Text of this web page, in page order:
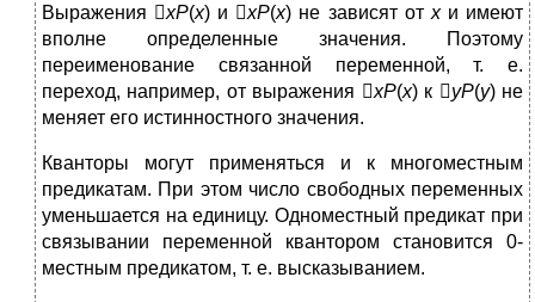
Выражения xP(x) и xP(x) не зависят от xи имеют
вполне определенные значения. Поэтому
переименование связанной переменной, т. е.
переход, например, от выражения xP(x) к yP(y) не
меняет его истинностного значения.
Кванторы могут применяться и к многоместным
предикатам. При этом число свободных переменных
уменьшается на единицу. Одноместный предикат при
связывании переменной квантором становится 0-
местным предикатом, т. е. высказыванием.